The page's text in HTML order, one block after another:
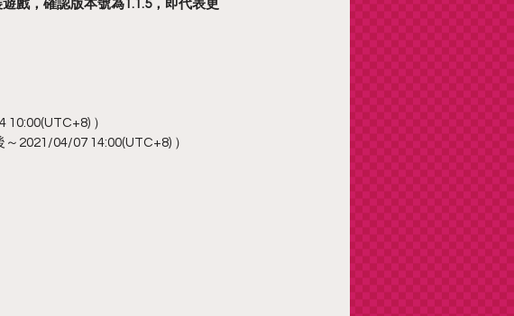
戲，確認版本號為1.1.5，即代表更
）
2021/04/07 14:00(UTC+8) ）